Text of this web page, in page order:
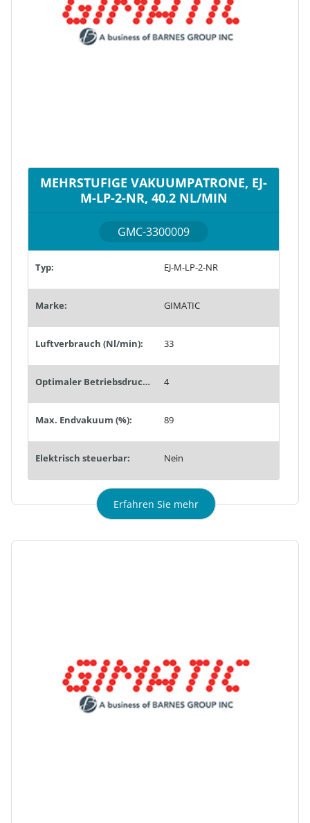
MEHRSTUFIGE VAKUUMPATRONE, EJ-
M-LP-2-NR, 40.2 NL/MIN
GMC-3300009
Typ: EJ-M-LP-2-NR
Marke: GIMATIC
Luftverbrauch (Nl/min): 33
Optimaler Betriebsdruck (bar): 4
Max. Endvakuum (%): 89
Elektrisch steuerbar: Nein
Erfahren Sie mehr